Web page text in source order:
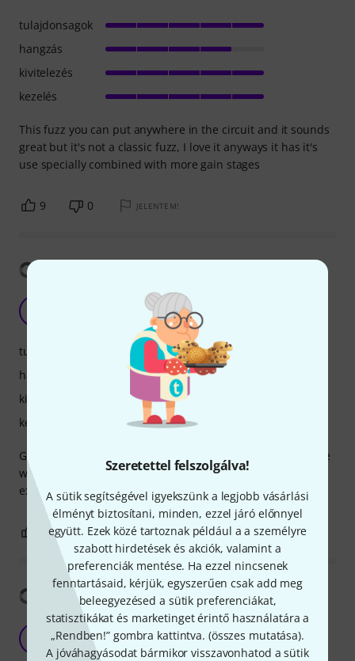
Szeretettel felszolgálva!
A sütik segítségével igyekszünk a legjobb vásárlási
élményt biztosítani, minden, ezzel járó előnnyel
együtt. Ezek közé tartoznak például a a személyre
szabott hirdetések és akciók, valamint a
preferenciák mentése. Ha ezzel nincsenek
fenntartásaid, kérjük, egyszerűen csak add meg
beleegyezésed a sütik preferenciákat,
statisztikákat és marketinget érintő használatára a
„Rendben!” gombra kattintva. (összes mutatása).
A jóváhagyásodat bármikor visszavonhatod a sütik
This fuzz you can put anywhere in the circuit and it sounds
great but it's not a classic fuzz, I love it anyways it has it's
use specially combined with more gain stages
tulajdonsagok
hangzás
kivitelezés
kezelés
9 0 JELENTEM!
Ignace Florin 03.09.2024
Great pedal , responds very well on guitar volume and tone
which creates a large tonal variety from clean overdrive to
extreme fuzz.
tulajdonsagok
hangzás
kivitelezés
kezelés
0 JELENTEM!
Fordítás megjelenítése
Very very nice!
Doooosu 13.05.2022